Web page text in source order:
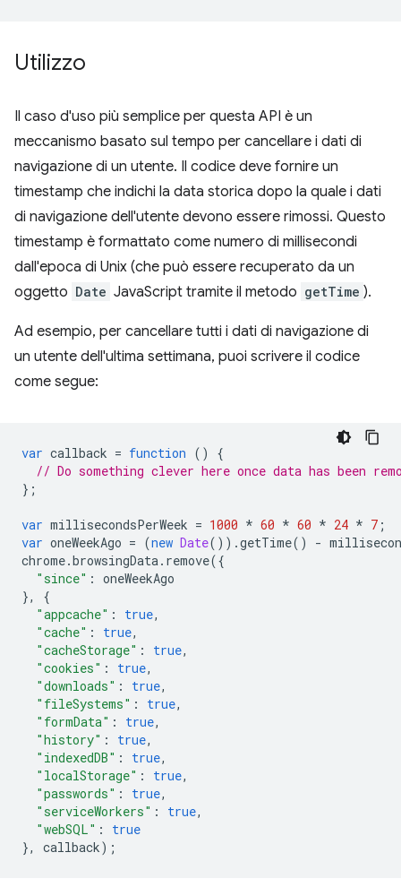
Utilizzo
Il caso d'uso più semplice per questa API è un
meccanismo basato sul tempo per cancellare i dati di
navigazione di un utente. Il codice deve fornire un
timestamp che indichi la data storica dopo la quale i dati
di navigazione dell'utente devono essere rimossi. Questo
timestamp è formattato come numero di millisecondi
dall'epoca di Unix (che può essere recuperato da un
oggetto Date JavaScript tramite il metodo getTime ).
Ad esempio, per cancellare tutti i dati di navigazione di
un utente dell'ultima settimana, puoi scrivere il codice
come segue:
var callback = function ()
{
// Do something clever here once data has been
};
var millisecondsPerWeek = 1000 * 60 * 60 * 24 * 7 ;
var oneWeekAgo = (new Date()).getTime() -
chrome.browsingData. remove({
"since" : oneWeekAgo
},
{
"appcache" : true,
"cache" : true,
"cacheStorage" : true,
"cookies" : true,
"downloads" : true,
"fileSystems" : true,
"formData" : true,
"history" : true,
"indexedDB" : true,
"localStorage" : true,
"passwords" : true,
"serviceWorkers" : true,
"webSQL" :
true
},
callback);